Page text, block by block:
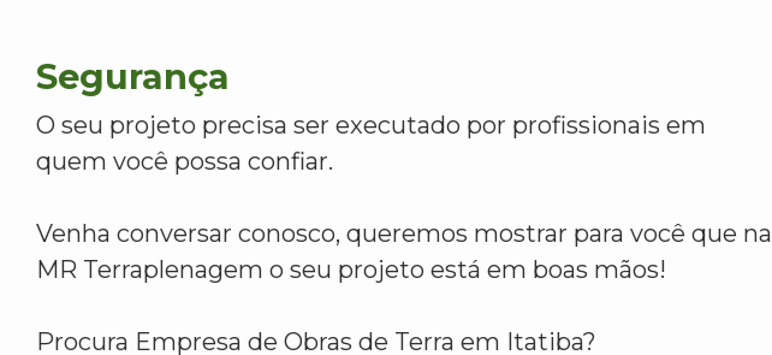
Segurança
O seu projeto precisa ser executado por profissionais em
quem você possa confiar.
Venha conversar conosco, queremos mostrar para você que na
MR Terraplenagem o seu projeto está em boas mãos!
Procura Empresa de Obras de Terra em Itatiba?